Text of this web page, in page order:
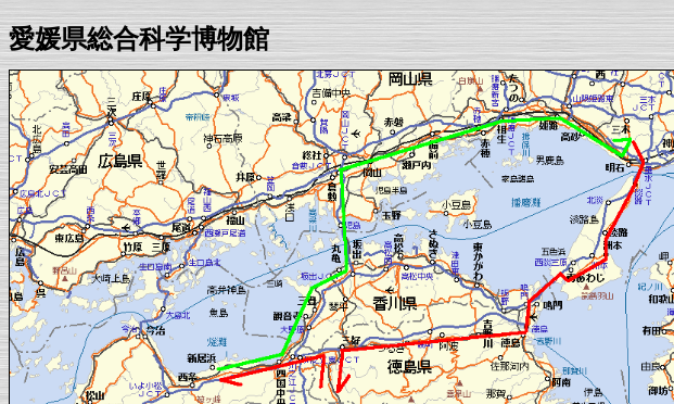
愛媛県総合科学博物館